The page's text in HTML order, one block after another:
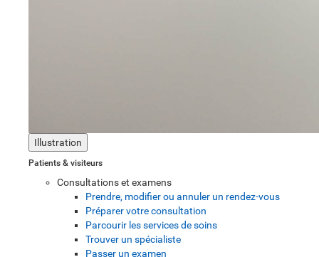
Illustration
Patients & visiteurs
Consultations et examens
Prendre, modifier ou annuler un rendez-vous
Préparer votre consultation
Parcourir les services de soins
Trouver un spécialiste
Passer un examen